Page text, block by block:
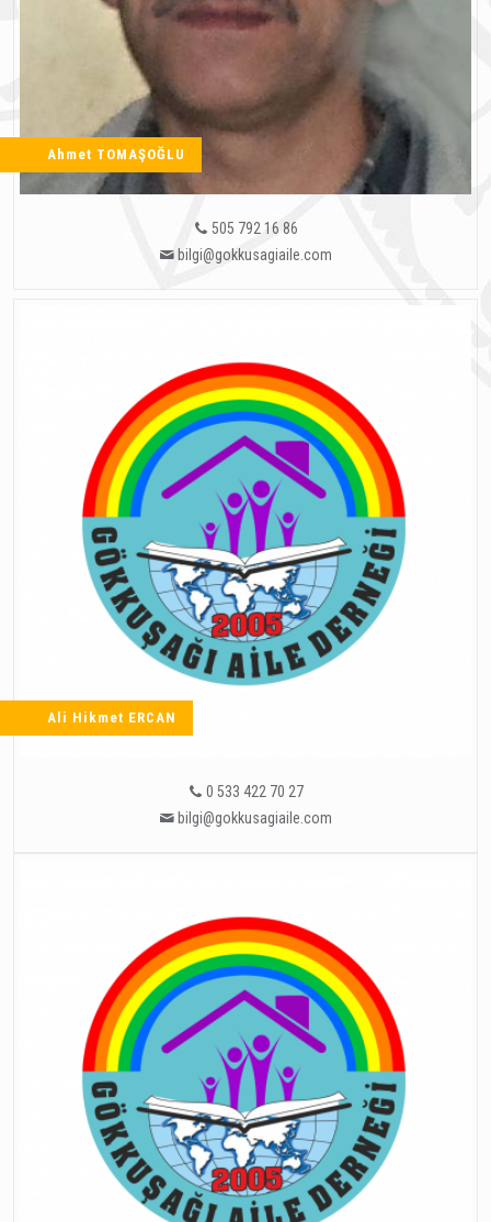
Ahmet TOMAŞOĞLU
505 792 16 86
bilgi@gokkusagiaile.com
Ali Hikmet ERCAN
0 533 422 70 27
bilgi@gokkusagiaile.com